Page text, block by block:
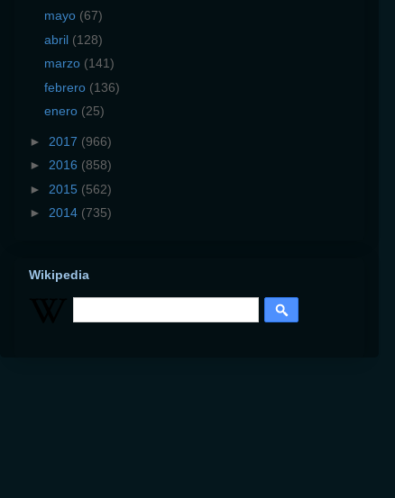
mayo (67)
abril (128)
marzo (141)
febrero (136)
enero (25)
► 2017 (966)
► 2016 (858)
► 2015 (562)
► 2014 (735)
Wikipedia